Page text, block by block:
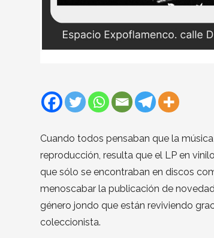
Cuando todos pensaban que la
reproducción, resulta que el LP en
que sólo se encontraban en discos
menoscabar la publicación de
género jondo que están reviviendo
coleccionista.